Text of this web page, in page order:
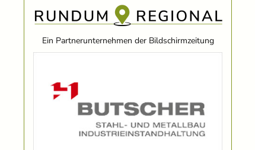
Ein Partnerunternehmen der Bildschirmzeitung